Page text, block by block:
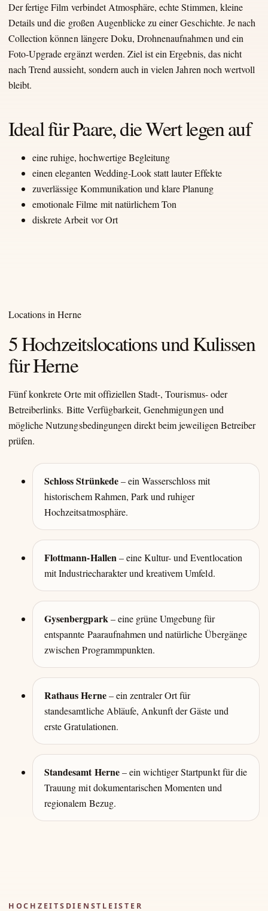
Der fertige Film verbindet Atmosphäre, echte Stimmen, kleine
Details und die großen Augenblicke zu einer Geschichte. Je nach
Collection können längere Doku, Drohnenaufnahmen und ein
Foto-Upgrade ergänzt werden. Ziel ist ein Ergebnis, das nicht
nach Trend aussieht, sondern auch in vielen Jahren noch wertvoll
bleibt.
Ideal für Paare, die Wert legen auf
eine ruhige, hochwertige Begleitung
einen eleganten Wedding-Look statt lauter Effekte
zuverlässige Kommunikation und klare Planung
emotionale Filme mit natürlichem Ton
diskrete Arbeit vor Ort
Locations in Herne
5 Hochzeitslocations und Kulissen
für Herne
Fünf konkrete Orte mit offiziellen Stadt-, Tourismus- oder
Betreiberlinks. Bitte Verfügbarkeit, Genehmigungen und
mögliche Nutzungsbedingungen direkt beim jeweiligen Betreiber
prüfen.
Schloss Strünkede– ein Wasserschloss mit
historischem Rahmen, Park und ruhiger
Hochzeitsatmosphäre.
Flottmann-Hallen – eine Kultur- und Eventlocation
mit Industriecharakter und kreativem Umfeld.
Gysenbergpark – eine grüne Umgebung für
entspannte Paaraufnahmen und natürliche Übergänge
zwischen Programmpunkten.
Rathaus Herne– ein zentraler Ort für
standesamtliche Abläufe, Ankunft der Gäste und
erste Gratulationen.
Standesamt Herne– ein wichtiger Startpunkt für die
Trauung mit dokumentarischen Momenten und
regionalem Bezug.
HOCHZEITSDIENSTLEISTER